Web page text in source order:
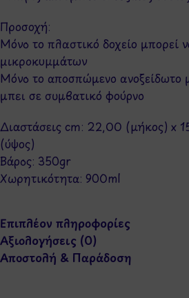
Προσοχή:
Μόνο το πλαστικό δοχείο μπορεί
μικροκυμμάτων
Μόνο το αποσπώμενο ανοξείδωτο
μπει σε συμβατικό φούρνο
Διαστάσεις cm: 22,00 (μήκος) x
(ύψος)
Βάρος: 350gr
Χωρητικότητα: 900ml
Επιπλέον πληροφορίες
Αξιολογήσεις (0)
Αποστολή & Παράδοση